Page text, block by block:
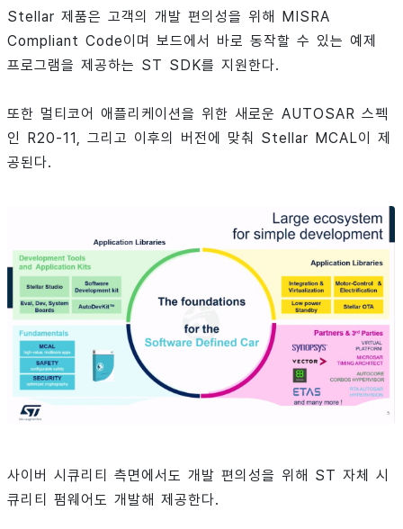
Stellar 제품은 고객의 개발 편의성을 위해 MISRA
Compliant Code이며 보드에서 바로 동작할 수 있는 예제
프로그램을 제공하는 ST SDK를 지원한다.
또한 멀티코어 애플리케이션을 위한 새로운 AUTOSAR 스펙
인 R20-11, 그리고 이후의 버전에 맞춰 Stellar MCAL이 제
공된다.
사이버 시큐리티 측면에서도 개발 편의성을 위해 ST 자체 시
큐리티 펌웨어도 개발해 제공한다.